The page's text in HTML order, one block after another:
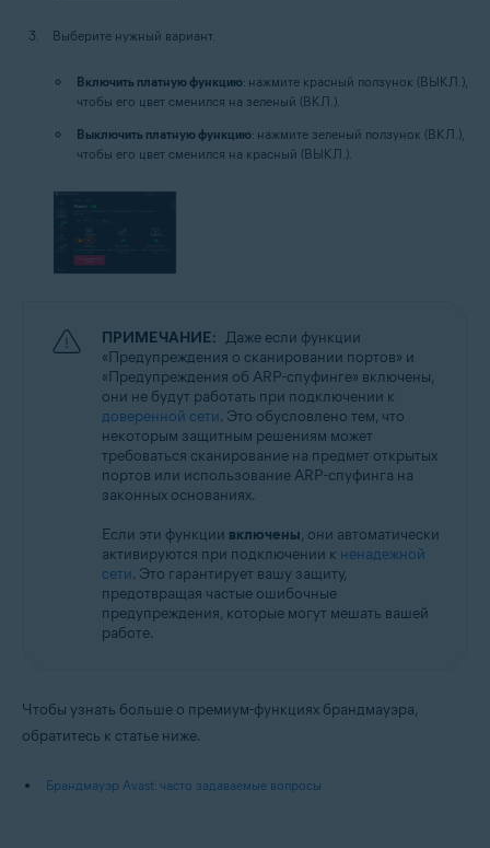
Выберите нужный вариант.
Включить платную функцию: нажмите красный ползунок (ВЫКЛ.),
чтобы его цвет сменился на зеленый (ВКЛ.).
Выключить платную функцию: нажмите зеленый ползунок (ВКЛ.),
чтобы его цвет сменился на красный (ВЫКЛ.).
ПРИМЕЧАНИЕ: Даже если функции
«Предупреждения о сканировании портов» и
«Предупреждения об ARP-спуфинге» включены,
они не будут работать при подключении к
доверенной сети. Это обусловлено тем, что
некоторым защитным решениям может
требоваться сканирование на предмет открытых
портов или использование ARP-спуфинга на
законных основаниях.
Если эти функции включены, они автоматически
активируются при подключении к ненадежной
сети. Это гарантирует вашу защиту,
предотвращая частые ошибочные
предупреждения, которые могут мешать вашей
работе.
Чтобы узнать больше о премиум-функциях брандмауэра,
обратитесь к статье ниже.
Брандмауэр Avast: часто задаваемые вопросы